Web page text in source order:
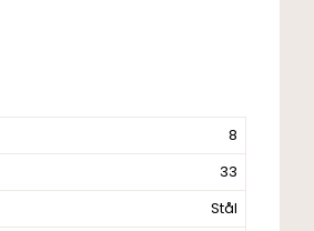
8
33
Stål